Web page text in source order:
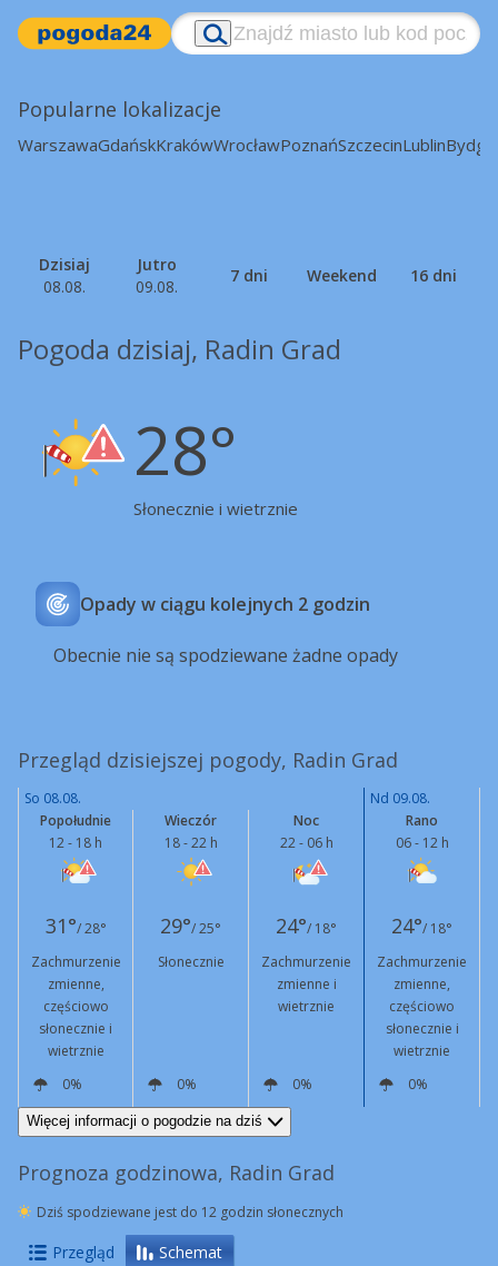
Popularne lokalizacje
WarszawaGdańskKrakówWrocławPoznańSzczecinLublin
Dzisiaj
08.08.
Jutro
09.08.
7 dni Weekend 16 dni
Pogoda dzisiaj, Radin Grad
28°
Słonecznie i wietrznie
Opady w ciągu kolejnych 2 godzin
Obecnie nie są spodziewane żadne opady
Przegląd dzisiejszej pogody, Radin Grad
So 08.08.
Nd 09.08.
Popołudnie
12 - 18 h
Wieczór
18 - 22 h
Noc
22 - 06 h
Rano
06 - 12 h
31°/ 28° 29°/ 25° 24°/ 18° 24°/ 18°
Zachmurzenie
zmienne,
częściowo
słonecznie i
wietrznie
Słonecznie
Zachmurzenie
zmienne i
wietrznie
Zachmurzenie
zmienne,
częściowo
słonecznie i
wietrznie
0%
0% 0%
0%
N
22 km/h
Podmuchy
46 km/h NE
16 km/h
Więcej informacji o pogodzie na dziś
Prognoza godzinowa, Radin Grad
Dziś spodziewane jest do 12 godzin słonecznych
Przegląd Schemat